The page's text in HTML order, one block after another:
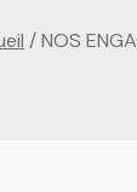
/NOS